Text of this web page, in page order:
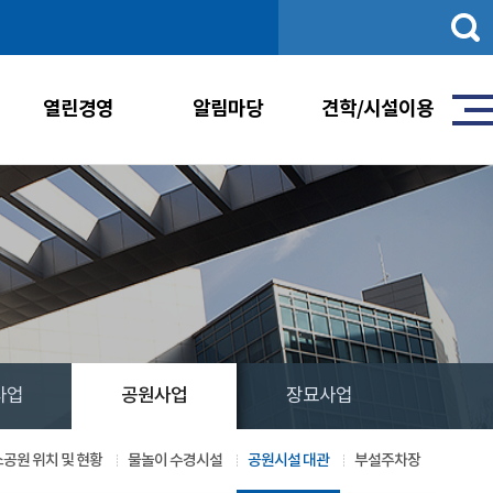
검
열린경영 알림마당 견학/시설이용
업 공원사업
원 위치 및 현황 물놀이 수경시설 공원시설 대관 부설주차장
장묘사업